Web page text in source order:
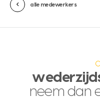
alle medewerkers
neem dan